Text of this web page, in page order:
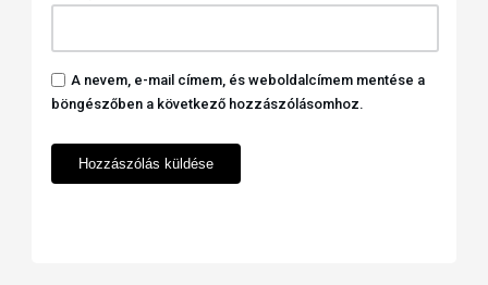
A nevem, e-mail címem, és weboldalcímem mentése a
böngészőben a következő hozzászólásomhoz.